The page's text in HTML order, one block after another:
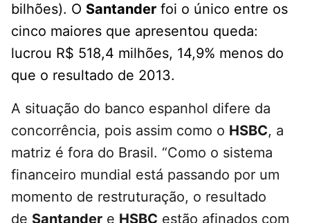
bilhões). O Santander foi o único entre os
cinco maiores que apresentou queda:
lucrou R$ 518,4 milhões, 14,9% menos do
que o resultado de 2013.
A situação do banco espanhol difere da
concorrência, pois assim como o HSBC, a
matriz é fora do Brasil. “Como o sistema
financeiro mundial está passando por um
momento de restruturação, o resultado
de Santander e HSBC estão afinados com